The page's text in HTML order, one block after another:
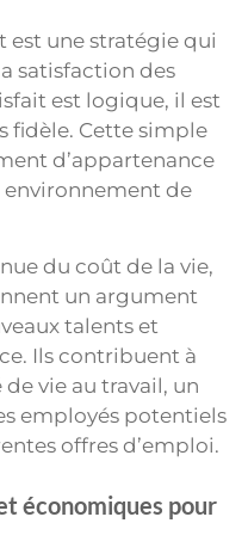
est une stratégie qui
satisfaction des
est logique, il est
fidèle. Cette simple
d’appartenance
environnement de
du coût de la vie,
un argument
talents et
Ils contribuent à
vie au travail, un
employés potentiels
offres d’emploi.
économiques pour